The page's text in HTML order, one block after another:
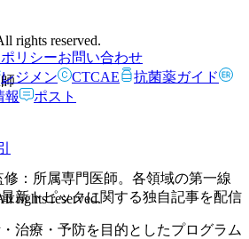
rights reserved.
リシーお問い合わせ
レジメン CTCAE
抗菌薬ガイド
報 ポスト
rights reserved.
治療・予防を目的としたプログラム
：所属専門医師。各領域の第一線
新トピックに関する独自記事を配信